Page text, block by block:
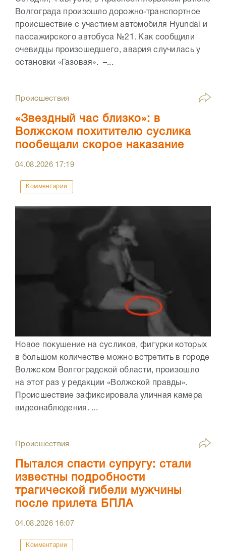
Волгограда произошло дорожно-транспортное
происшествие с участием автомобиля Hyundai и
пассажирского автобуса №21. Как сообщили
очевидцы произошедшего, авария случилась у
остановки «Газовая». –...
Происшествия
«Звездный час близко»: в
Волжском похитителю суслика
пообещали скорое наказание
04.08.2026 17:19
Комментарии
Новое покушение на сусликов, фигурки которых
в большом количестве можно встретить в городе
Волжском Волгоградской области, произошло
на этот раз у редакции «Волжской правды».
Происшествие зафиксировала уличная камера
видеонаблюдения. ...
Происшествия
Пытался спасти супругу: стали
известны подробности
трагической гибели мужчины
после прилета БПЛА
04.08.2026 16:07
Комментарии